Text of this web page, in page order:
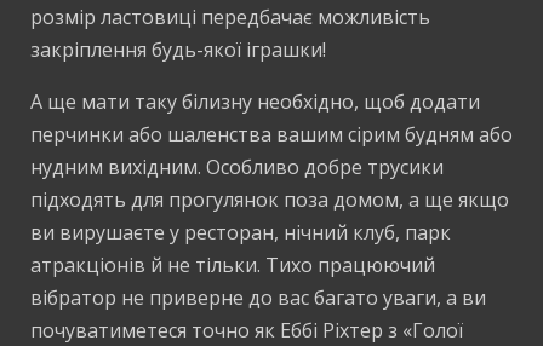
розмір ластовиці передбачає можливість
закріплення будь-якої іграшки!
А ще мати таку білизну необхідно, щоб додати
перчинки або шаленства вашим сірим будням або
нудним вихідним. Особливо добре трусики
підходять для прогулянок поза домом, а ще якщо
ви вирушаєте у ресторан, нічний клуб, парк
атракціонів й не тільки. Тихо працюючий
вібратор не приверне до вас багато уваги, а ви
почуватиметеся точно як Еббі Ріхтер з «Голої